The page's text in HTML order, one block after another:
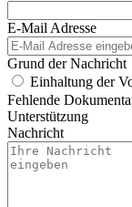
E-Mail Adresse
Grund der Nachricht
Einhaltung der
Fehlende
Unterstützung
Nachricht